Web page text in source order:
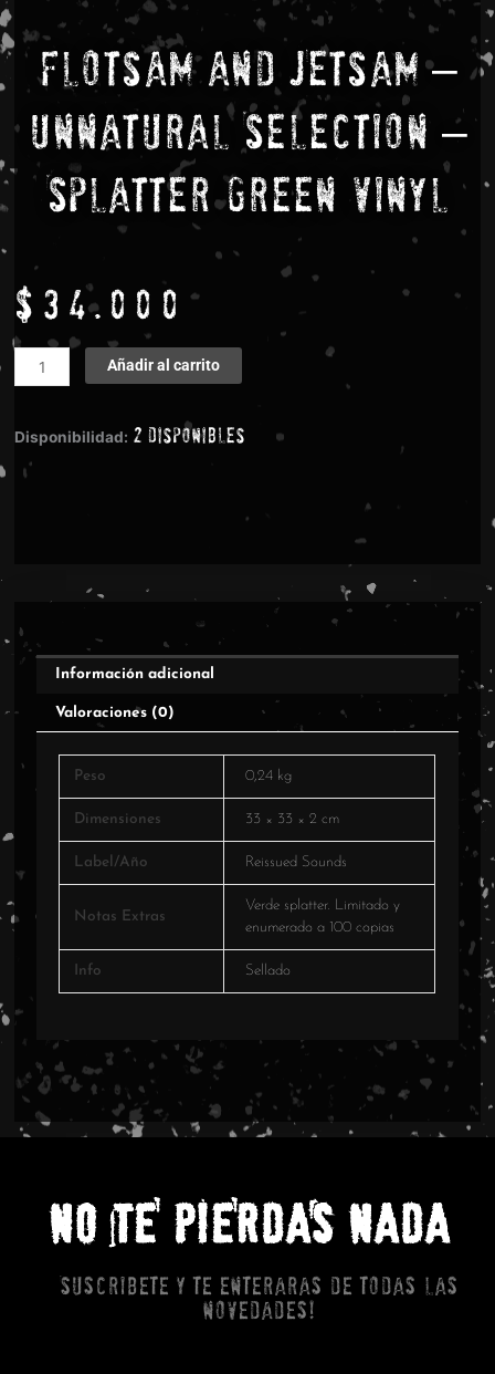
Flotsam And Jetsam –
Unnatural Selection –
Splatter Green Vinyl
$ 34.000
Flotsam
and
-
Selection
cantidad
Añadir al carrito
Disponibilidad: 2 disponibles
Información adicional
Valoraciones (0)
Peso 0,24 kg
Dimensiones 33 × 33 × 2 cm
Label/Año Reissued Sounds
Notas Extras
Verde splatter. Limitado y
enumerado a 100 copias
Info Sellado
NO TE PIERDAS NADA
Suscribete y te enteraras de todas las
novedades!